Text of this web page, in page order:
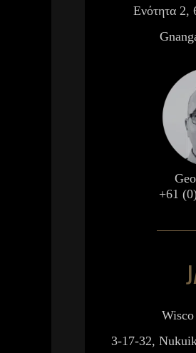
Ενότητα 2,
+61
3-17-32,